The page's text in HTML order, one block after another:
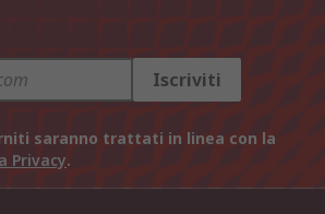
Iscriviti
saranno trattati in linea con la
Privacy.